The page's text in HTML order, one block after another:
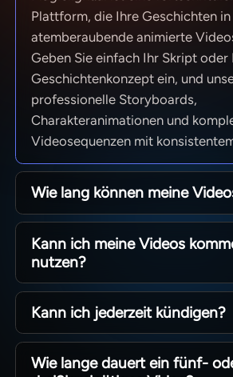
Plattform, die Ihre Geschichten in
atemberaubende animierte
Geben Sie einfach Ihr Skript oder
Geschichtenkonzept ein, und
professionelle Storyboards,
Charakteranimationen und
Videosequenzen mit
Wie lang können meine
Von kurzen Social-Media-Clips
50-minütigen Episoden.
langformatiges Storytelling
bewahrt die Charakterkonsistenz
hinweg, sodass Sie komplette
Kann ich meine Videos
nutzen?
Ja! Sie besitzen 100 % der von
Inhalte. Egal, ob Sie einen
monetarisieren, Werbung
verkaufen – mit unseren
Kann ich jederzeit kündigen?
Absolut. Wir glauben an kreative
bindende Verträge. Sie können
Wie lange dauert ein fünf-